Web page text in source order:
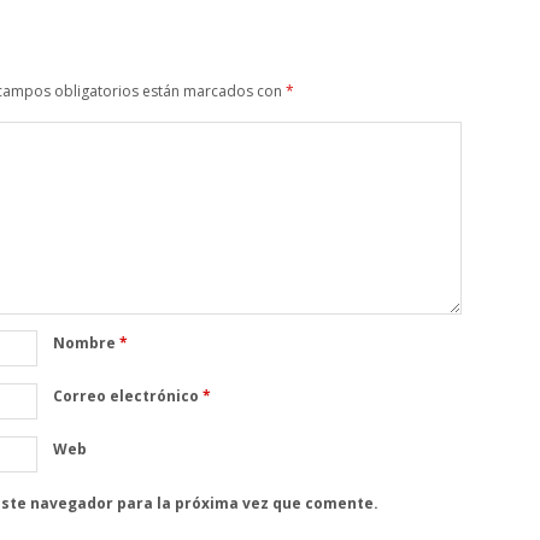
obligatorios están marcados con *
Nombre*
Correo electrónico*
Web
navegador para la próxima vez que comente.